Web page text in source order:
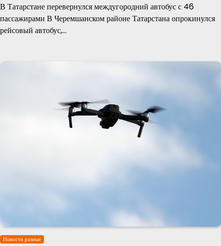
В Татарстане перевернулся междугородний автобус с 46
пассажирами В Черемшанском районе Татарстана опрокинулся
рейсовый автобус,…
Новости разные